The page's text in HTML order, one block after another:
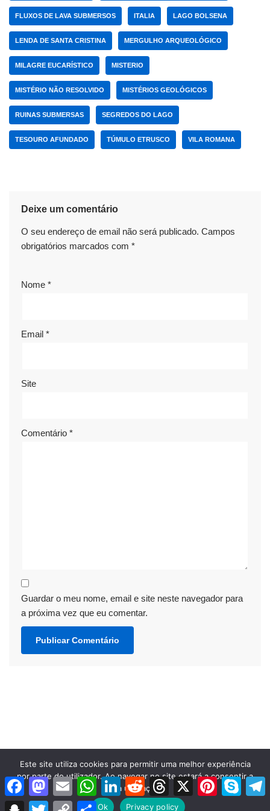
FLUXOS DE LAVA SUBMERSOS ITALIA LAGO BOLSENA
LENDA DE SANTA CRISTINA MERGULHO ARQUEOLÓGICO
MILAGRE EUCARÍSTICO MISTERIO
MISTÉRIO NÃO RESOLVIDO MISTÉRIOS GEOLÓGICOS
RUINAS SUBMERSAS SEGREDOS DO LAGO
TESOURO AFUNDADO TÚMULO ETRUSCO VILA ROMANA
Deixe um comentário
O seu endereço de email não será publicado. Campos
obrigatórios marcados com *
Nome *
Email *
Site
Comentário *
Guardar o meu nome, email e site neste navegador para
a próxima vez que eu comentar.
Neve | Criado com WordPress
FacebookMastodon
Email WhatsAppLinkedInRedditThreads
X PinterestSkype
SnapchatTwitter Copy Share
Este site utiliza cookies para permitir uma melhor experiência
por parte do utilizador. Ao navegar no site estará a consentir a
sua utilização.
Ok
Privacy policy